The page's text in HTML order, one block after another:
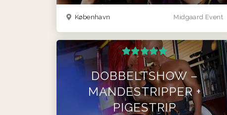
Midgaard Event
København
DOBBELTSHOW –
MANDESTRIPPER +
PIGESTRIP